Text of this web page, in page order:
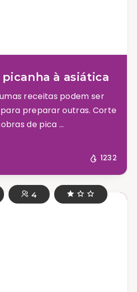
à asiática
receitas podem ser
preparar outras. Corte
de pica ...
1232
4